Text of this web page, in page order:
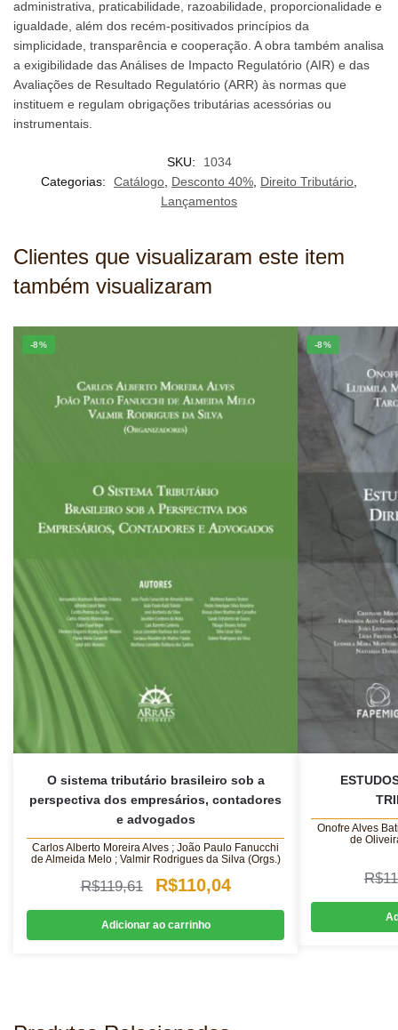
administrativa, praticabilidade, razoabilidade, proporcionalidade e
igualdade, além dos recém-positivados princípios da
simplicidade, transparência e cooperação. A obra também analisa
a exigibilidade das Análises de Impacto Regulatório (AIR) e das
Avaliações de Resultado Regulatório (ARR) às normas que
instituem e regulam obrigações tributárias acessórias ou
instrumentais.
SKU:
1034
Categorias:
Catálogo Desconto 40% Direito Tributário
Lançamentos
Clientes que visualizaram este item
também visualizaram
-8%
O sistema tributário brasileiro sob a
perspectiva dos empresários, contadores
e advogados
Carlos Alberto Moreira Alves ; João Paulo Fanucchi
de Almeida Melo ; Valmir Rodrigues da Silva (Orgs.)
R$119,61
O
preço
original
R$110,04O
preço
atual
Adicionar ao carrinho
-8%
Onofre Alves
de
R$